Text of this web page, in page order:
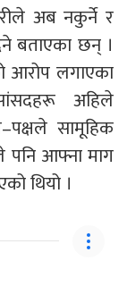
अब नकुर्ने र
बताएका छन् ।
आरोप लगाएका
अहिले
सामूहिक
पनि आफ्ना माग
थियो ।